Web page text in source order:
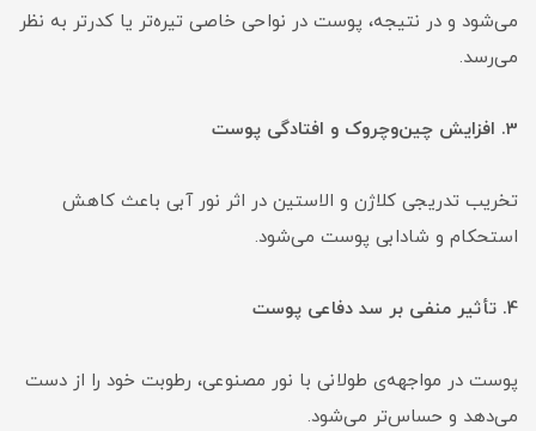
می‌شود و در نتیجه، پوست در نواحی خاصی تیره‌تر یا کدرتر به نظر
می‌رسد.
3. افزایش چین‌وچروک و افتادگی پوست
تخریب تدریجی کلاژن و الاستین در اثر نور آبی باعث کاهش
استحکام و شادابی پوست می‌شود.
4. تأثیر منفی بر سد دفاعی پوست
پوست در مواجهه‌ی طولانی با نور مصنوعی، رطوبت خود را از دست
می‌دهد و حساس‌تر می‌شود.